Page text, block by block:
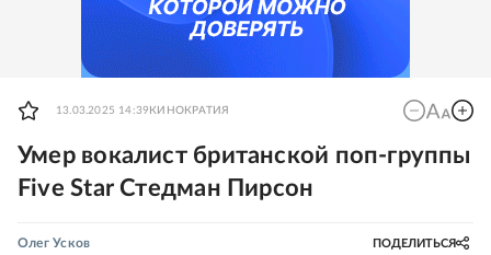
13.03.2025 14:39 КИНОКРАТИЯ
Умер вокалист британской поп-группы
Five Star Стедман Пирсон
Олег Усков ПОДЕЛИТЬСЯ